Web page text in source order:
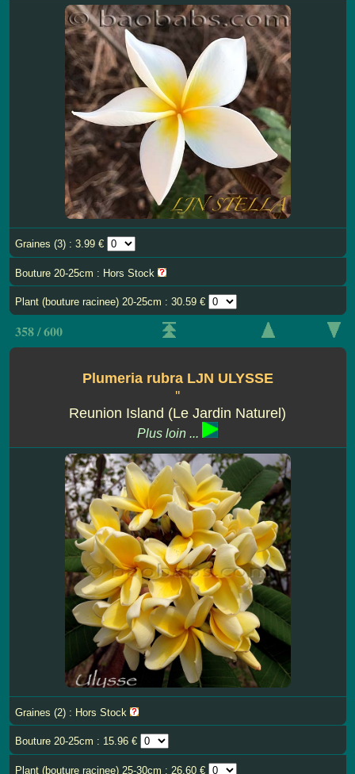
Graines (3) : 3.99 €
Bouture 20-25cm : Hors Stock
Plant (bouture racinee) 20-25cm : 30.59 €
358 / 600
Plumeria rubra LJN ULYSSE
''
Reunion Island (Le Jardin Naturel)
Plus loin ...
Graines (2) : Hors Stock
Bouture 20-25cm : 15.96 €
Plant (bouture racinee) 25-30cm : 26.60 €